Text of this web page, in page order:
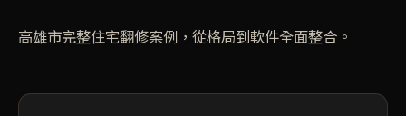
高雄市完整住宅翻修案例，從格局到軟件全面整合。